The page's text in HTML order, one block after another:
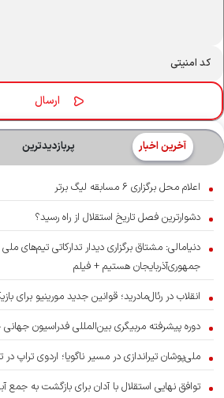
آخرین اخبار پربازدیدترین
اعلام محل برگزاری ۶ مسابقه لیگ برتر
دشوارترین فصل تاریخ استقلال از راه رسید؟
دنیامالی: مشتاق برگزاری دیدار تدارکاتی تیم‌های ملی
جمهوری‌آذربایجان هستیم + فیلم
انقلاب در رئال‌مادرید؛ قوانین جدید مورینیو برای
دوره پیشرفته مربیگری بین‌المللی فدراسیون جهانی
ملی‌پوشان تیراندازی در مسیر ناگویا؛ اردوی تراپ در
توافق نهایی استقلال با آدان برای بازگشت به جمع